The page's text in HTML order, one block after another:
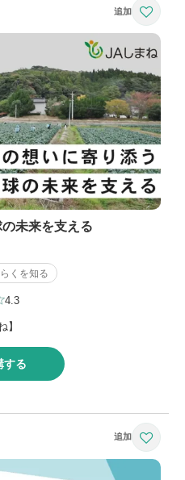
未来を支える
くを知る
4.3
】
する